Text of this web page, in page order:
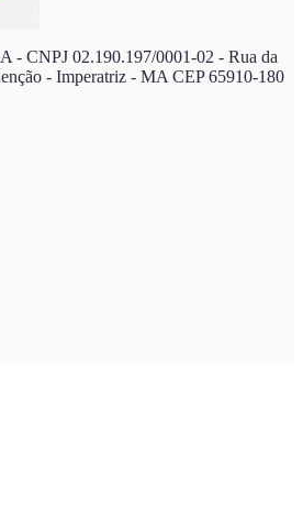
CNPJ 02.190.197/0001-02 - Rua da
- Imperatriz - MA CEP 65910-180